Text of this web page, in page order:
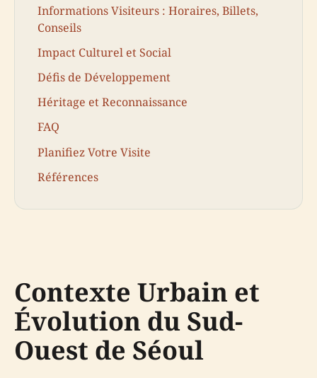
Informations Visiteurs : Horaires, Billets,
Conseils
Impact Culturel et Social
Défis de Développement
Héritage et Reconnaissance
FAQ
Planifiez Votre Visite
Références
Contexte Urbain et
Évolution du Sud-
Ouest de Séoul